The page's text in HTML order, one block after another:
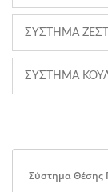
ΣΎΣΤΗΜΑ
ΣΎΣΤΗΜΑ
Σύστημα Θέσης